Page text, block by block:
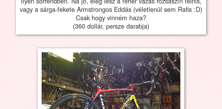
vagy a sárga-fekete Armstrongos Eddás (véletlenül sem Rafis :D)
Csak hogy vinném haza?
(360 dollár, persze darabja)